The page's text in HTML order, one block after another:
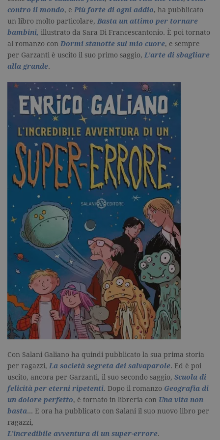
contro il mondo, e Più forte di ogni addio, ha pubblicato
un libro molto particolare, Basta un attimo per tornare
bambini, illustrato da Sara Di Francescantonio. È poi tornato
al romanzo con Dormi stanotte sul mio cuore, e sempre
per Garzanti è uscito il suo primo saggio, L’arte di sbagliare
alla grande.
Con Salani Galiano ha quindi pubblicato la sua prima storia
per ragazzi, La società segreta dei salvaparole. Ed è poi
uscito, ancora per Garzanti, il suo secondo saggio, Scuola di
felicità per eterni ripetenti. Dopo il romanzo Geografia di
un dolore perfetto, è tornato in libreria con Una vita non
basta… E ora ha pubblicato con Salani il suo nuovo libro per
ragazzi,
L’incredibile avventura di un super-errore.
necessari, consentono la funzionalità
del sito Web principale come l'accesso
degli utenti e la gestione dell'account. Il
sito Web non può essere utilizzato
correttamente senza i cookie
strettamente necessari. Col rispetto
cookie analitici sono equiparati ai
Nome Dominio Scadenza
_gid
.garzanti.it 1 giorno
_gat
.garzanti.it 1 minuto
current_url
.garzanti.it Sessione
_gat_UA-16356920-1
.garzanti.it 1 minuto
Si tratta di
cookie di
pattern
impostato
Google
Analytics,
pattern sul